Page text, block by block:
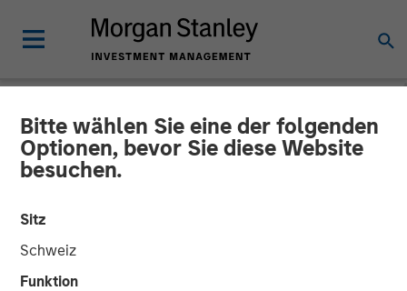
Bitte wählen Sie eine der folgenden
Optionen, bevor Sie diese Website
besuchen.
Sitz
Schweiz
Funktion
NEWSROOM
Andrew Szczurowski on
CNBC The Exchange
04 AUGUST 2025